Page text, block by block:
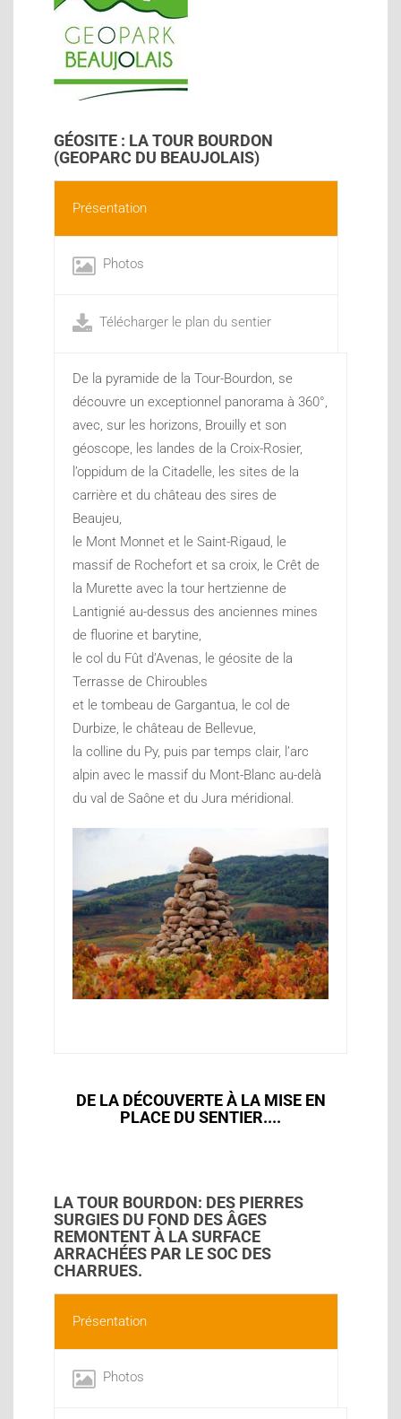
GÉOSITE : LA TOUR BOURDON
(GEOPARC DU BEAUJOLAIS)
Présentation
Photos
Télécharger le plan du sentier
De la pyramide de la Tour-Bourdon, se
découvre un exceptionnel panorama à 360°,
avec, sur les horizons, Brouilly et son
géoscope, les landes de la Croix-Rosier,
l’oppidum de la Citadelle, les sites de la
carrière et du château des sires de
Beaujeu,
le Mont Monnet et le Saint-Rigaud, le
massif de Rochefort et sa croix, le Crêt de
la Murette avec la tour hertzienne de
Lantignié au-dessus des anciennes mines
de fluorine et barytine,
le col du Fût d’Avenas, le géosite de la
Terrasse de Chiroubles
et le tombeau de Gargantua, le col de
Durbize, le château de Bellevue,
la colline du Py, puis par temps clair, l’arc
alpin avec le massif du Mont-Blanc au-delà
du val de Saône et du Jura méridional.
DE LA DÉCOUVERTE À LA MISE EN
PLACE DU SENTIER....
LA TOUR BOURDON: DES PIERRES
SURGIES DU FOND DES ÂGES
REMONTENT À LA SURFACE
ARRACHÉES PAR LE SOC DES
CHARRUES.
Présentation
Photos